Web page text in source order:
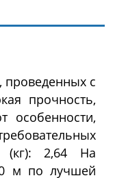
проведенных с
прочность,
особенности,
(кг): 2,64 На
м по лучшей